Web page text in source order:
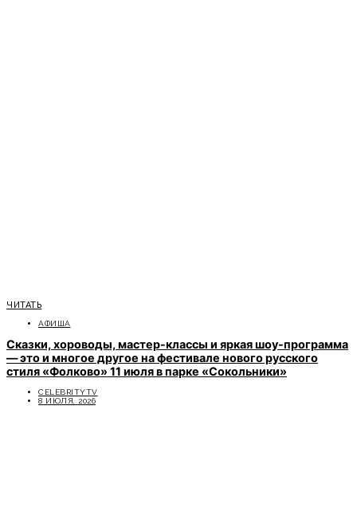
ЧИТАТЬ
АФИША
Сказки, хороводы, мастер-классы и яркая шоу-программа
— это и многое другое на фестивале нового русского
стиля «Фолково» 11 июля в парке «Сокольники»
CELEBRITYTV
8 ИЮЛЯ, 2026